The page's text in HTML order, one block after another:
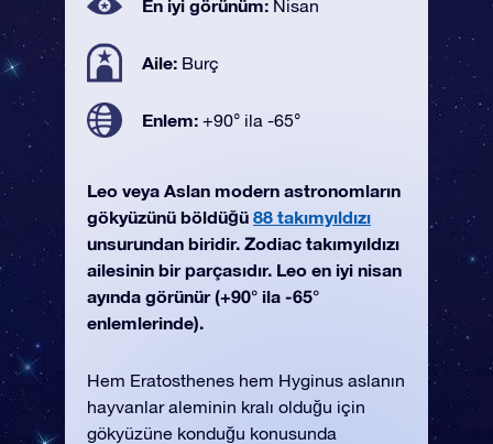
En iyi görünüm: Nisan
Aile: Burç
Enlem: +90° ila -65°
Leo veya Aslan modern astronomların
gökyüzünü böldüğü 88 takımyıldızı
unsurundan biridir. Zodiac takımyıldızı
ailesinin bir parçasıdır. Leo en iyi nisan
ayında görünür (+90° ila -65°
enlemlerinde).
Hem Eratosthenes hem Hyginus aslanın
hayvanlar aleminin kralı olduğu için
gökyüzüne konduğu konusunda